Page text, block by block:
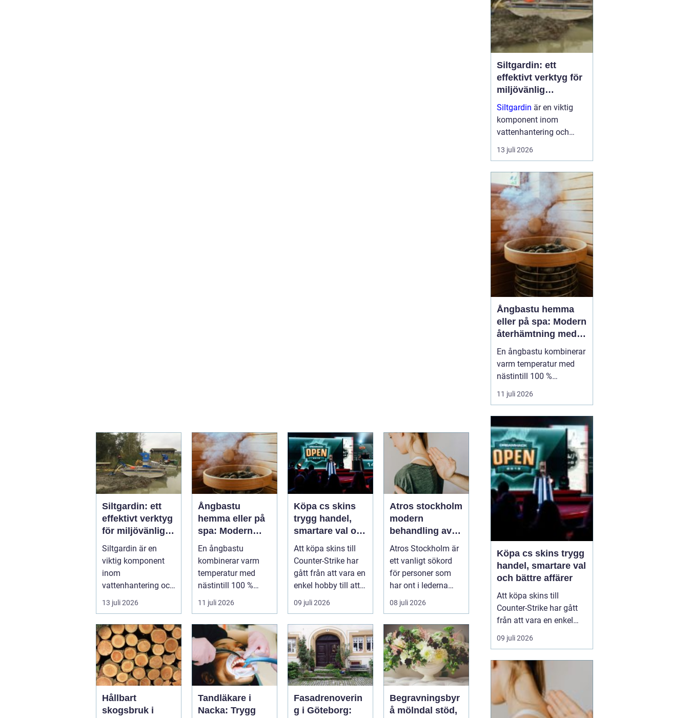
Siltgardin: ett
effektivt verktyg
för miljövänlig
vattenhantering
Siltgardin är en
viktig komponent
inom
vattenhantering och
miljöskydd, särskilt i
verksamheter som
i...
13 juli 2026
Ångbastu
hemma eller på
spa: Modern
återhämtning
med uråldrig
logik
En ångbastu
kombinerar varm
temperatur med
nästintill 100 %
luftfuktighet för att
sk...
11 juli 2026
Köpa cs skins
trygg handel,
smartare val och
bättre affärer
Att köpa skins till
Counter-Strike har
gått från att vara en
enkel hobby till att
bli en egen liten ...
09 juli 2026
Atros stockholm
modern
behandling av
ledbesvär i
huvudstaden
Atros Stockholm är
ett vanligt sökord
för personer som
har ont i lederna
och letar efter hjälp
i huv...
08 juli 2026
Hållbart
skogsbruk i
Tandläkare i
Nacka: Trygg
Fasadrenoverin
g i Göteborg:
Begravningsbyr
å mölndal stöd,
Siltgardin: ett
effektivt verktyg för
miljövänlig
vattenhantering
Siltgardin är en viktig
komponent inom
vattenhantering och
miljöskydd, särskilt i
verksamheter som
sjögrävning. Dessa
barriärer hjälper till att
minska grumling och
sp...
13 juli 2026
Ångbastu hemma
eller på spa: Modern
återhämtning med
uråldrig logik
En ångbastu kombinerar
varm temperatur med
nästintill 100 %
luftfuktighet för att
skapa en intensiv men
värmeupplevelse. Till
skillnad från en
torrbastu arbetar den
mer med fukt än extrem
värme, vilket g&o...
11 juli 2026
Köpa cs skins trygg
handel, smartare val
och bättre affärer
Att köpa skins till
Counter-Strike har gått
från att vara en enkel
hobby till att bli en egen
liten ekonomi. Värdet på
vapen kan motsvara en
mobiltelefon, och
misstag kan bli dyra.
Därför söker många
09 juli 2026